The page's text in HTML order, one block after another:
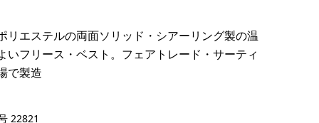
リエステルの両面ソリッド・シアーリング製の温
いフリース・ベスト。フェアトレード・サーティ
で製造
22821